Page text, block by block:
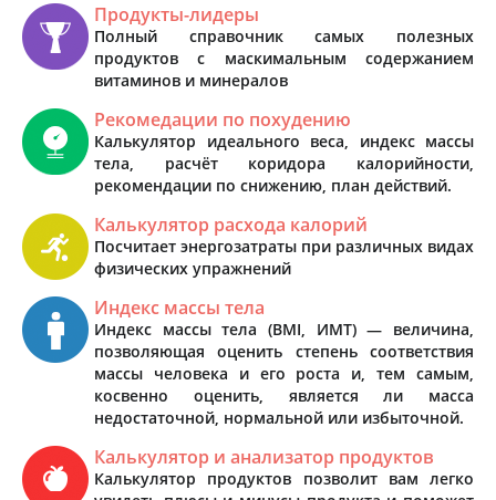
Продукты-лидеры
Полный справочник самых полезных
продуктов с маскимальным содержанием
витаминов и минералов
Рекомедации по похудению
Калькулятор идеального веса, индекс массы
тела, расчёт коридора калорийности,
рекомендации по снижению, план действий.
Калькулятор расхода калорий
Посчитает энергозатраты при различных видах
физических упражнений
Индекс массы тела
Индекс массы тела (BMI, ИМТ) — величина,
позволяющая оценить степень соответствия
массы человека и его роста и, тем самым,
косвенно оценить, является ли масса
недостаточной, нормальной или избыточной.
Калькулятор и анализатор продуктов
Калькулятор продуктов позволит вам легко